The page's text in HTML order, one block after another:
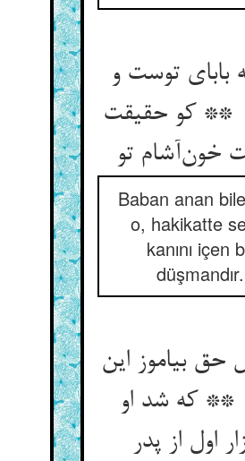
بابای توست و
** کو حقیقت
Baban anan
o, hakikatte
kanını içen
düşmandır.
حق بیاموز این
** که شد او